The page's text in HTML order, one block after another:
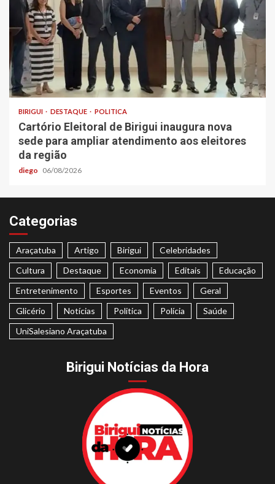
BIRIGUI DESTAQUE POLITICA
Cartório Eleitoral de Birigui inaugura nova
sede para ampliar atendimento aos eleitores
da região
diego 06/08/2026
Categorias
Araçatuba Artigo Birigui
Celebridades
Cultura
Destaque Economia Editais
Educação
Entretenimento
Esportes Eventos
Geral
Glicério
Notícias Politica Polícia
Saúde
UniSalesiano Araçatuba
Birigui Notícias da Hora